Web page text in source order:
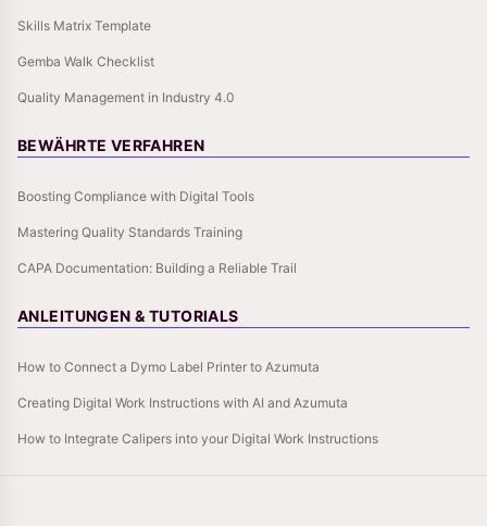
Skills Matrix Template
Gemba Walk Checklist
Quality Management in Industry 4.0
BEWÄHRTE VERFAHREN
Boosting Compliance with Digital Tools
Mastering Quality Standards Training
CAPA Documentation: Building a Reliable Trail
ANLEITUNGEN & TUTORIALS
How to Connect a Dymo Label Printer to Azumuta
Creating Digital Work Instructions with AI and Azumuta
How to Integrate Calipers into your Digital Work Instructions